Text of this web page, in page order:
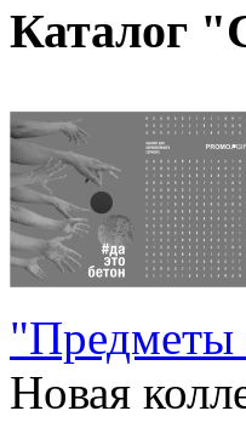
Каталог
"Предметы
Новая